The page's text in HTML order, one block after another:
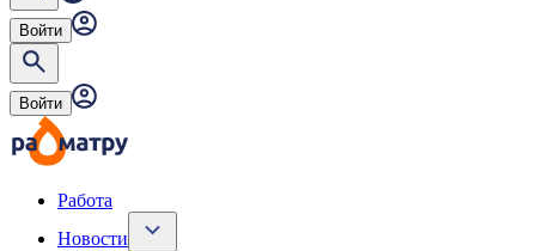
Войти
Войти
Работа
Новости